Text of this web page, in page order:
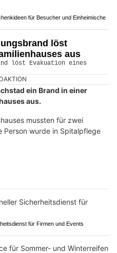
für Besucher und Einheimische
löst
aus
ein Brand in einer
aus.
mussten für zwei
Person wurde in Spitalpflege
für Firmen und Events